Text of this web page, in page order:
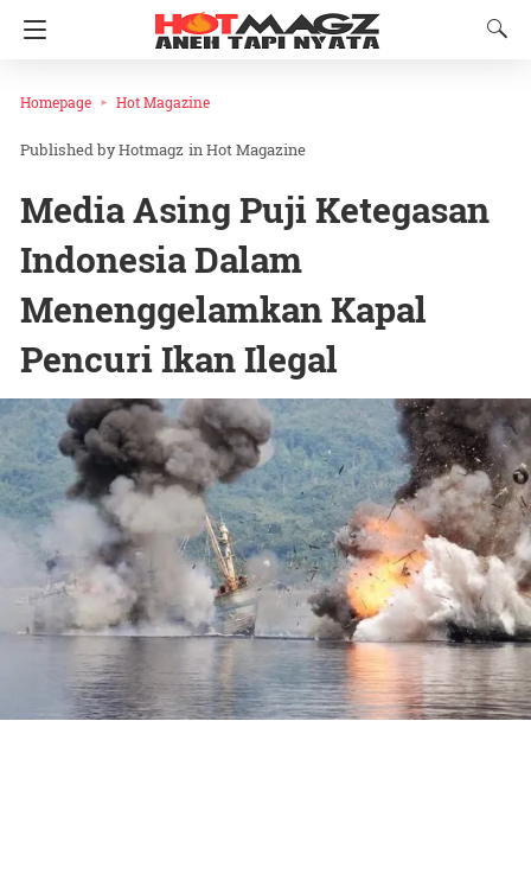
Homepage Hot Magazine
Hotmagz inHot Magazine
Media Asing Puji Ketegasan
Indonesia Dalam
Menenggelamkan Kapal
Pencuri Ikan Ilegal